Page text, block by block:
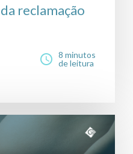
reclamação
8 minutos
de leitura